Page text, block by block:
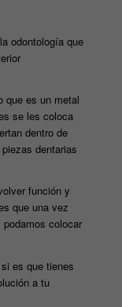
odontología que
que es un metal
se les coloca
dentro de
dentarias
función y
que una vez
colocar
es que tienes
a tu